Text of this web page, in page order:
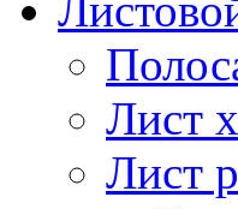
Лист
Лист